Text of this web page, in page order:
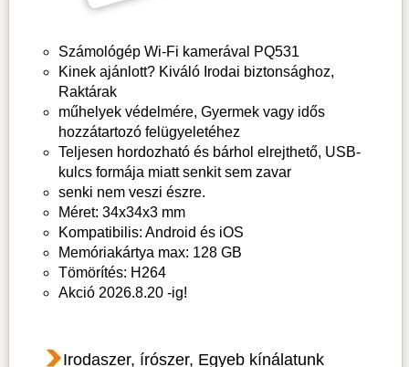
Számológép Wi-Fi kamerával PQ531
Kinek ajánlott? Kiváló Irodai biztonsághoz,
Raktárak
műhelyek védelmére, Gyermek vagy idős
hozzátartozó felügyeletéhez
Teljesen hordozható és bárhol elrejthető, USB-
kulcs formája miatt senkit sem zavar
senki nem veszi észre.
Méret: 34x34x3 mm
Kompatibilis: Android és iOS
Memóriakártya max: 128 GB
Tömörítés: H264
Akció 2026.8.20 -ig!
Irodaszer, írószer, Egyeb kínálatunk